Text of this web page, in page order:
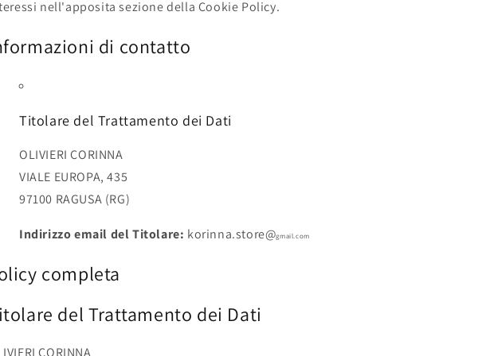
nell'apposita sezione della Cookie Policy.
di contatto
Titolare del Trattamento dei Dati
OLIVIERI CORINNA
VIALE EUROPA, 435
97100 RAGUSA (RG)
Indirizzo email del Titolare: korinna.store@gmail.com
completa
del Trattamento dei Dati